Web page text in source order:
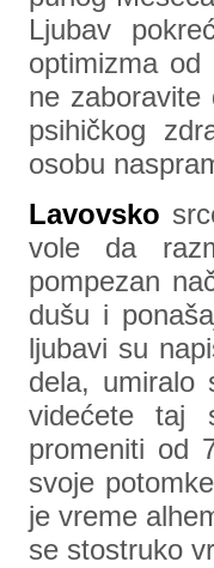
Ljubav
optimizma
ne zaboravite
psihičkog
osobu
Lavovsko
vole da
pompezan
dušu i
ljubavi su
dela, umiralo
videćete taj
promeniti od
svoje
je vreme
se stostruko